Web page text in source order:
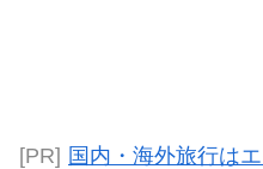
[PR] 国内・海外旅行は